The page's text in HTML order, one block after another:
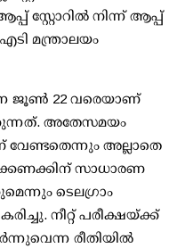
സ്റ്റോറില്‍ നിന്ന് ആപ്പ്
മന്ത്രാലയം
ജൂണ്‍ 22 വരെയാണ്
അതേസമയം
അല്ലാതെ
സാധാരണ
ടെലഗ്രാം
നീറ്റ് പരീക്ഷയ്ക്ക്
രീതിയില്‍